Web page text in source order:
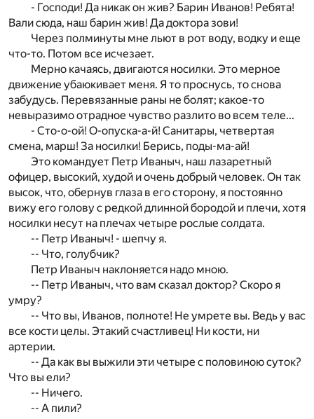
- Господи! Да никак он жив? Барин Иванов! Ребята!
Вали сюда, наш барин жив! Да доктора зови!
Через полминуты мне льют в рот воду, водку и еще
что-то. Потом все исчезает.
Мерно качаясь, двигаются носилки. Это мерное
движение убаюкивает меня. Я то проснусь, то снова
забудусь. Перевязанные раны не болят; какое-то
невыразимо отрадное чувство разлито во всем теле...
- Сто-о-ой! О-опуска-а-й! Санитары, четвертая
смена, марш! За носилки! Берись, поды-ма-ай!
Это командует Петр Иваныч, наш лазаретный
офицер, высокий, худой и очень добрый человек. Он так
высок, что, обернув глаза в его сторону, я постоянно
вижу его голову с редкой длинной бородой и плечи, хотя
носилки несут на плечах четыре рослые солдата.
-- Петр Иваныч! - шепчу я.
-- Что, голубчик?
Петр Иваныч наклоняется надо мною.
-- Петр Иваныч, что вам сказал доктор? Скоро я
умру?
-- Что вы, Иванов, полноте! Не умрете вы. Ведь у вас
все кости целы. Этакий счастливец! Ни кости, ни
артерии.
-- Да как вы выжили эти четыре с половиною суток?
Что вы ели?
-- Ничего.
-- А пили?